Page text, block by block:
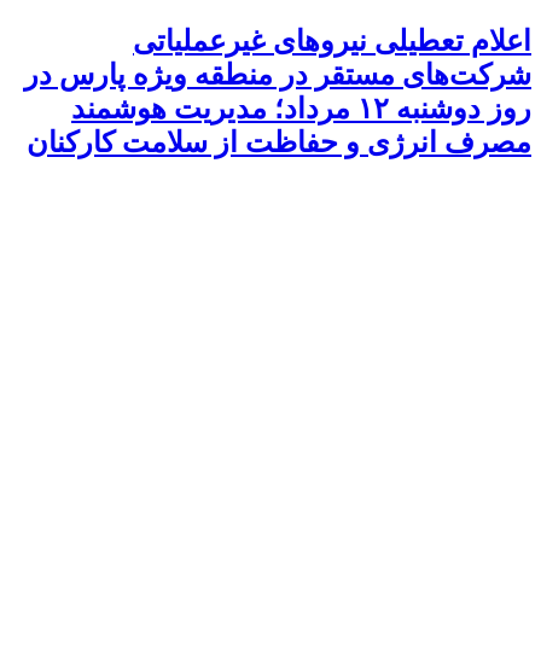
اعلام تعطیلی نیروهای غیرعملیاتی
شرکت‌های مستقر در منطقه ویژه پارس در
روز دوشنبه ۱۲ مرداد؛ مدیریت هوشمند
مصرف انرژی و حفاظت از سلامت کارکنان